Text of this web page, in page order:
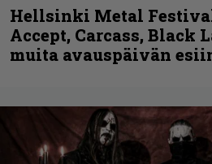
Hellsinki Metal
Accept, Carcass, Black
muita avauspäivän